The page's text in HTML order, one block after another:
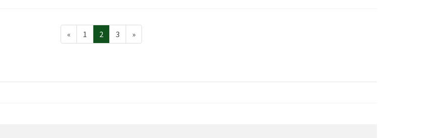
«
固
定
ジ
1
固
定
ジ
2
固
定
ジ
3 »